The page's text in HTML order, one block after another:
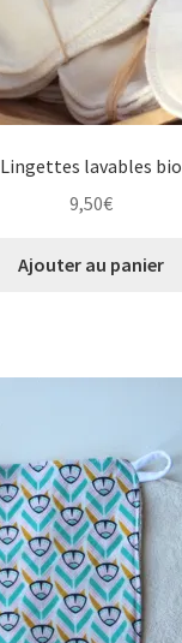
Lingettes lavables bio
9,50€
Ajouter au panier